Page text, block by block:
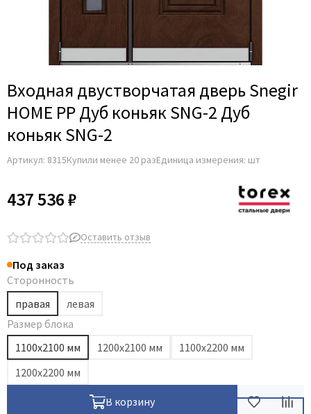
Входная двустворчатая дверь Snegir
HOME PP Дуб коньяк SNG-2 Дуб
коньяк SNG-2
Артикул: 8315Купили менее 20 разЕдиница измерения: шт
437 536 ₽
Оставить отзыв
Под заказ
Сторонность
правая
левая
Размер блока
1100х2100 мм
1200х2100 мм
1100х2200 мм
1200х2200 мм
В корзину